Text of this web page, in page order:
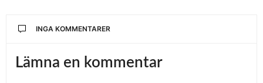
INGA KOMMENTARER
Lämna en kommentar